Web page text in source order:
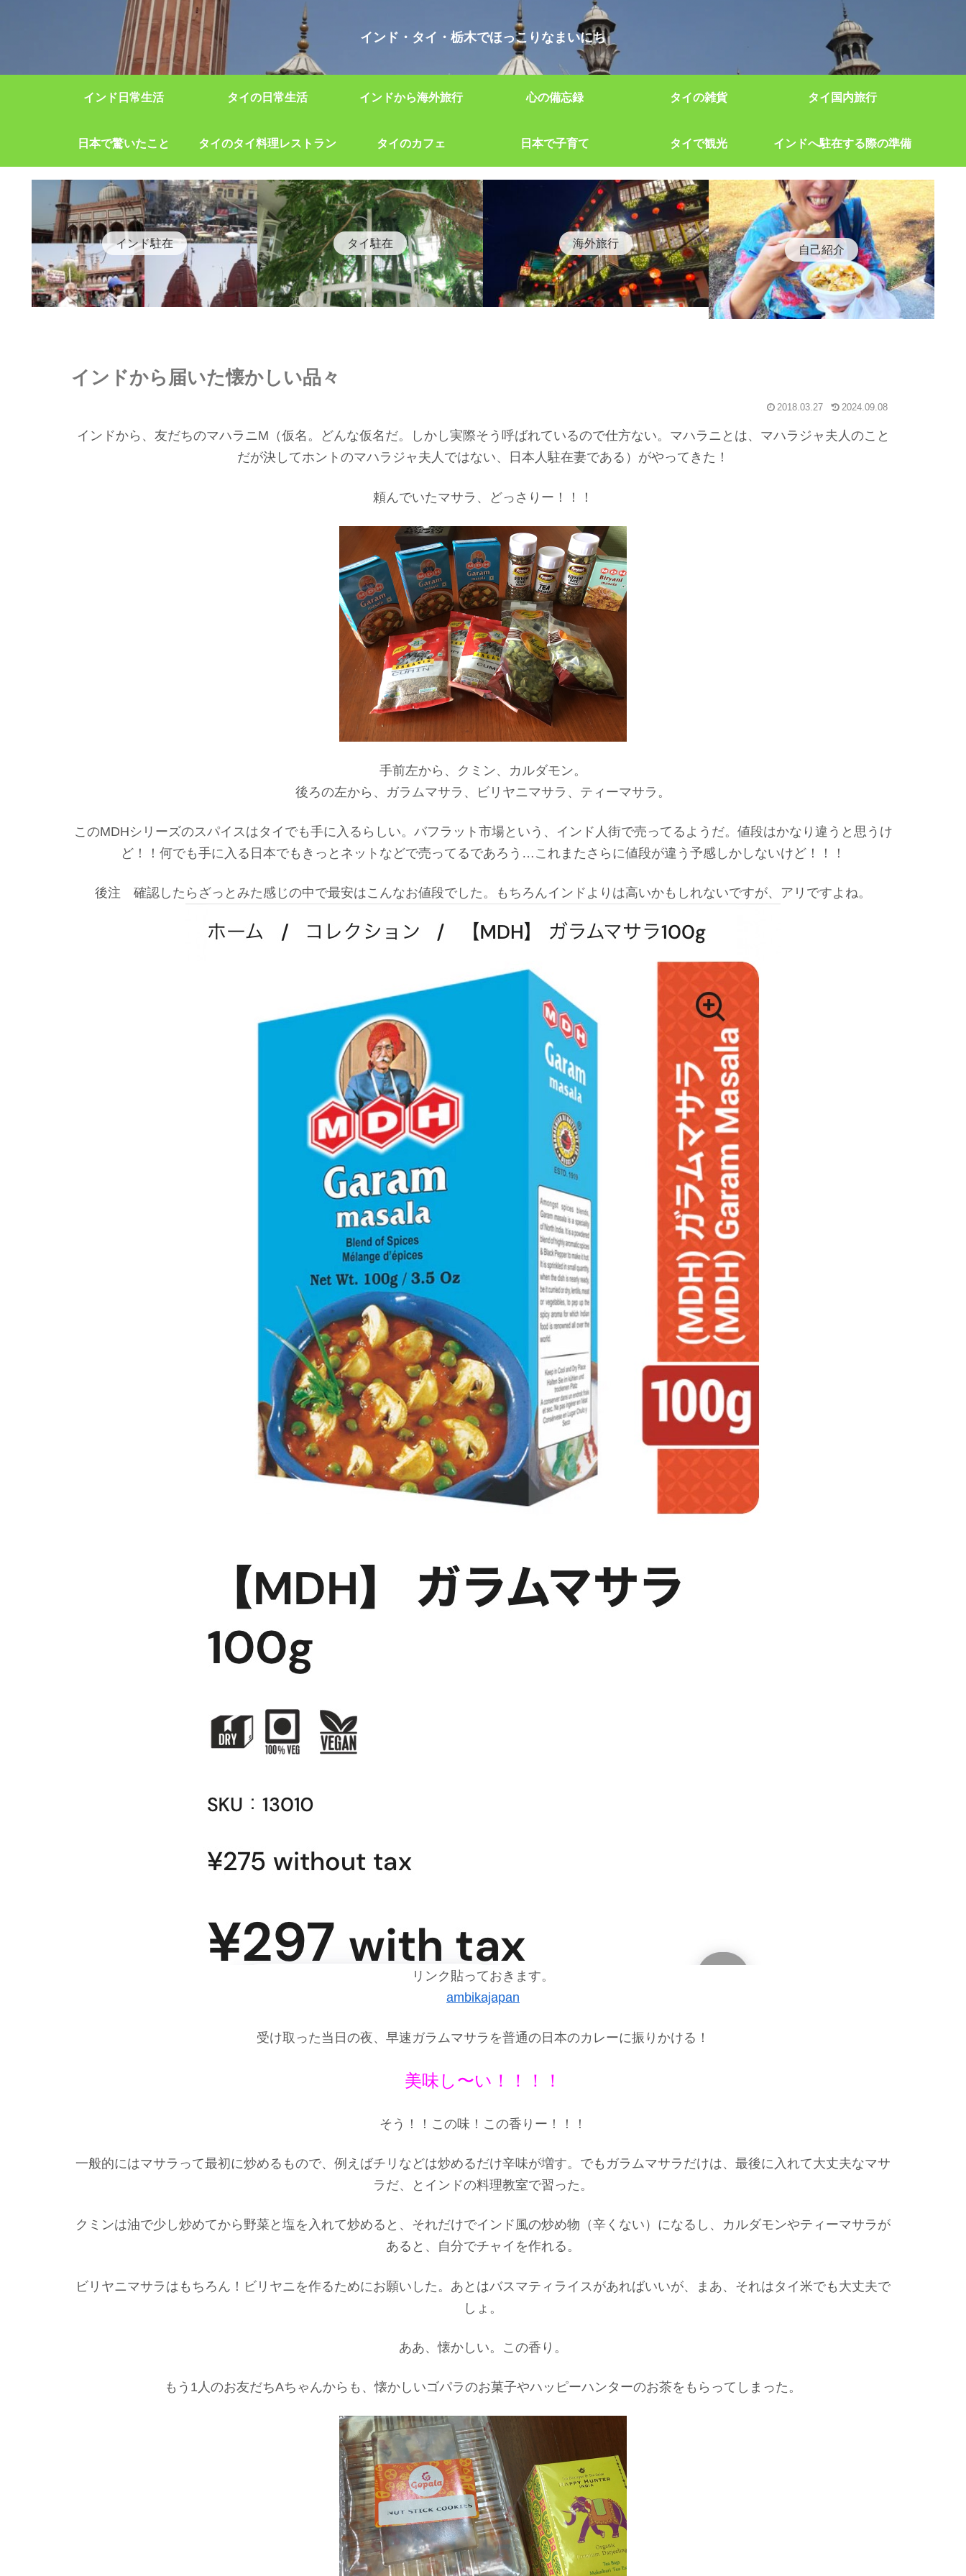
インド・タイ・栃木でほっこりなまいにち
インド日常生活 タイの日常生活 インドから海外旅行 心の備忘録 タイの雑貨 タイ国内旅行
日本で驚いたこと タイのタイ料理レストラン タイのカフェ 日本で子育て タイで観光 インドへ駐在する際の準備
インド駐在 タイ駐在 海外旅行 自己紹介
インドから届いた懐かしい品々
2018.03.27 2024.09.08
インドから、友だちのマハラニM（仮名。どんな仮名だ。しかし実際そう呼ばれているので仕方ない。マハラニとは、マハラジャ夫人のこと
だが決してホントのマハラジャ夫人ではない、日本人駐在妻である）がやってきた！
頼んでいたマサラ、どっさりー！！！
手前左から、クミン、カルダモン。
後ろの左から、ガラムマサラ、ビリヤニマサラ、ティーマサラ。
このMDHシリーズのスパイスはタイでも手に入るらしい。バフラット市場という、インド人街で売ってるようだ。値段はかなり違うと思うけ
ど！！何でも手に入る日本でもきっとネットなどで売ってるであろう…これまたさらに値段が違う予感しかしないけど！！！
後注 確認したらざっとみた感じの中で最安はこんなお値段でした。もちろんインドよりは高いかもしれないですが、アリですよね。
リンク貼っておきます。
ambikajapan
受け取った当日の夜、早速ガラムマサラを普通の日本のカレーに振りかける！
美味し〜い！！！！
そう！！この味！この香りー！！！
一般的にはマサラって最初に炒めるもので、例えばチリなどは炒めるだけ辛味が増す。でもガラムマサラだけは、最後に入れて大丈夫なマサ
ラだ、とインドの料理教室で習った。
クミンは油で少し炒めてから野菜と塩を入れて炒めると、それだけでインド風の炒め物（辛くない）になるし、カルダモンやティーマサラが
あると、自分でチャイを作れる。
ビリヤニマサラはもちろん！ビリヤニを作るためにお願いした。あとはバスマティライスがあればいいが、まあ、それはタイ米でも大丈夫で
しょ。
ああ、懐かしい。この香り。
もう1人のお友だちAちゃんからも、懐かしいゴパラのお菓子やハッピーハンターのお茶をもらってしまった。